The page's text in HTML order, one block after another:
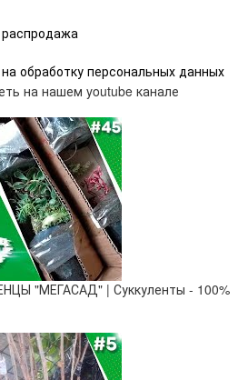
на обработку персональных данных
на нашем youtube канале
"МЕГАСАД" | Суккуленты - 100%